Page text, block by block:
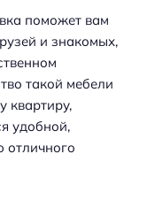
поможет вам
и знакомых,
такой мебели
квартиру,
удобной,